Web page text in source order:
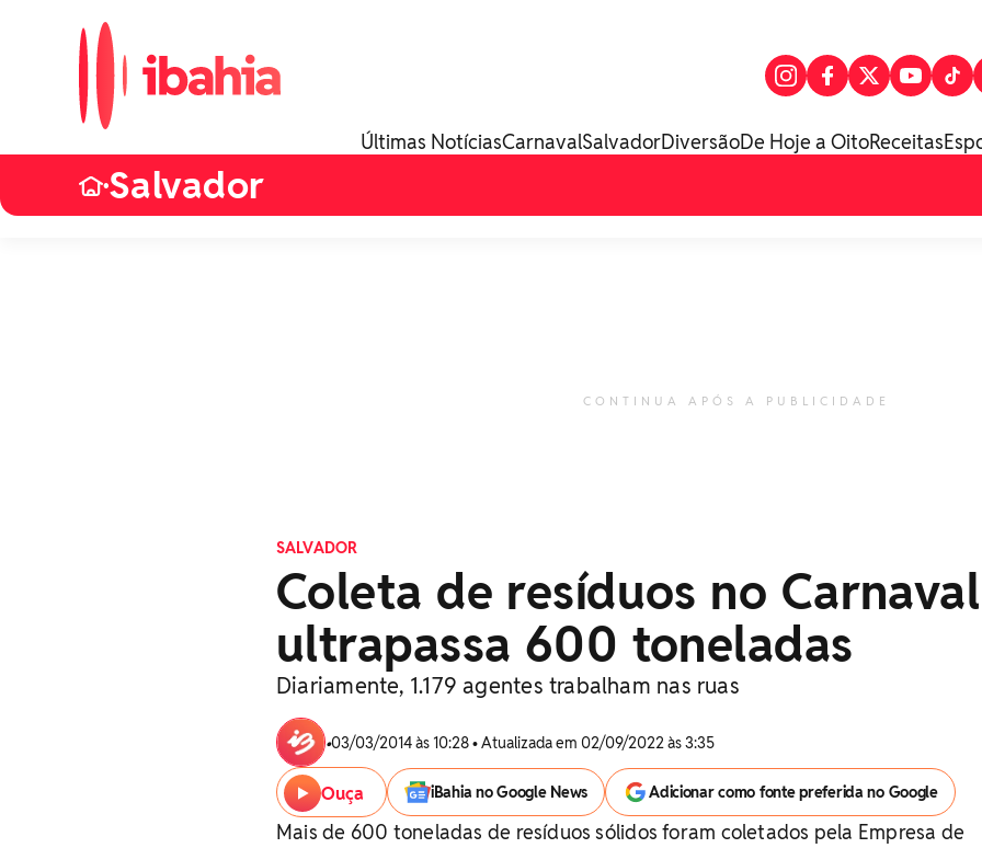
Últimas NotíciasCarnavalSalvadorDiversãoDe Hoje a OitoReceitas
•Salvador
CONTINUA APÓS A PUBLICIDADE
SALVADOR
Coleta de resíduos no
ultrapassa 600 toneladas
Diariamente, 1.179 agentes trabalham nas ruas
•03/03/2014 às 10:28 • Atualizada em 02/09/2022 às 3:35
Ouça iBahia no Google News Adicionar como fonte preferida no Google
Mais de 600 toneladas de resíduos sólidos foram coletados pela Empresa de